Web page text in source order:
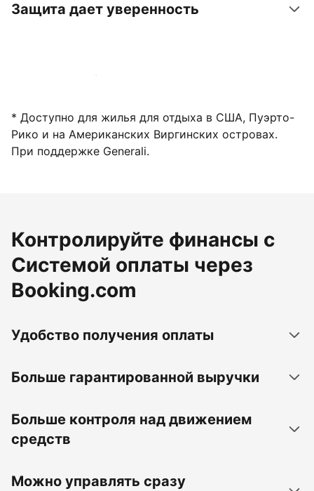
Защита дает уверенность
Зарегистрировать объект
* Доступно для жилья для отдыха в США, Пуэрто-
Рико и на Американских Виргинских островах.
При поддержке Generali.
Контролируйте финансы с
Системой оплаты через
Booking.com
Удобство получения оплаты
Больше гарантированной выручки
Больше контроля над движением
средств
Можно управлять сразу